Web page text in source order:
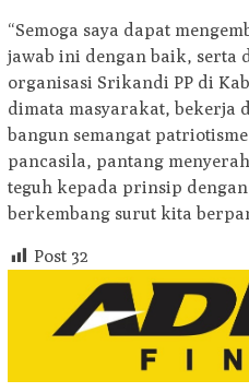
“Semoga saya dapat
jawab ini dengan baik, serta
organisasi Srikandi PP di
dimata masyarakat, bekerja
bangun semangat
pancasila, pantang
teguh kepada prinsip
berkembang surut kita
Post 32